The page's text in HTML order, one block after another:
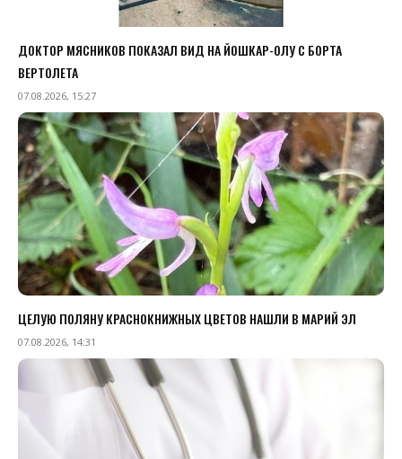
ДОКТОР МЯСНИКОВ ПОКАЗАЛ ВИД НА ЙОШКАР-ОЛУ С БОРТА
ВЕРТОЛЕТА
07.08.2026, 15:27
ЦЕЛУЮ ПОЛЯНУ КРАСНОКНИЖНЫХ ЦВЕТОВ НАШЛИ В МАРИЙ ЭЛ
07.08.2026, 14:31